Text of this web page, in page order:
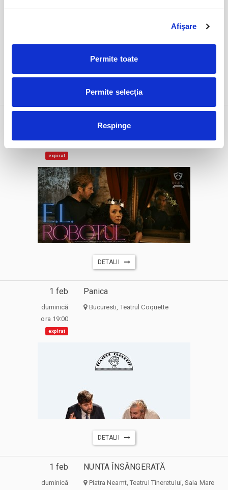
Afişare
Permite toate
Permite selecția
Respinge
expirat
Bucuresti, FF Theatre - Centru Vechi
DETALII
1 feb
duminică
ora 19:00
expirat
Panica
Bucuresti, Teatrul Coquette
DETALII
1 feb
duminică
NUNTA ÎNSÂNGERATĂ
Piatra Neamt, Teatrul Tineretului, Sala Mare